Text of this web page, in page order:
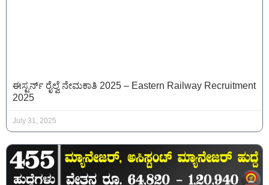
ಈಸ್ಟರ್ನ್ ರೈಲ್ವೆ ನೇಮಕಾತಿ 2025 – Eastern Railway Recruitment
2025
July 31, 2025